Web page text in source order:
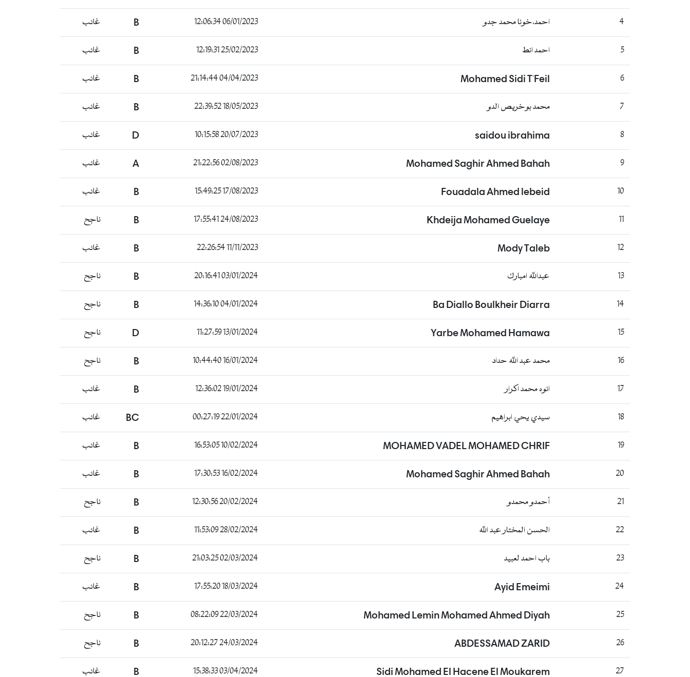
4 احمد،خونا محمد جدو 06/01/2023 12:06:34
B غائب
5 احمد انط 25/02/2023 12:19:31
B غائب
6
Mohamed Sidi T'Feil
04/04/2023 21:14:44
B غائب
7 محمد بوخريص الدو 18/05/2023 22:39:52
B غائب
8
saidou ibrahima
20/07/2023 10:15:58
D غائب
9
Mohamed Saghir Ahmed Bahah
02/08/2023 21:22:56
A غائب
10
Fouadala Ahmed lebeid
17/08/2023 15:49:25
B غائب
11
Khdeija Mohamed Guelaye
24/08/2023 17:55:41
B ناجح
12
Mody Taleb
11/11/2023 22:26:54
B غائب
13 عبدالله امبارك 03/01/2024 20:16:41
B ناجح
14
Ba Diallo Boulkheir Diarra
04/01/2024 14:36:10
B ناجح
15
Yarbe Mohamed Hamawa
13/01/2024 11:27:59
D ناجح
16 محمد عبد الله حداد 16/01/2024 10:44:40
B ناجح
17 انوه محمد اكرار 19/01/2024 12:36:02
B غائب
18 سيدي يحي ابراهيم 22/01/2024 00:27:19
BC غائب
19
MOHAMED VADEL MOHAMED CHRIF
10/02/2024 16:53:05
B غائب
20
Mohamed Saghir Ahmed Bahah
16/02/2024 17:30:53
B غائب
21 أحمدو محمدو 20/02/2024 12:30:56
B ناجح
22 الحسن المختار عبد الله 28/02/2024 11:53:09
B غائب
23 باب احمد لعبيد 02/03/2024 21:03:25
B ناجح
24
Ayid Emeimi
18/03/2024 17:55:20
B غائب
25
Mohamed Lemin Mohamed Ahmed Diyah
22/03/2024 08:22:09
B ناجح
26
ABDESSAMAD ZARID
24/03/2024 20:12:27
B ناجح
27
Sidi Mohamed El Hacene El Moukarem
03/04/2024 15:38:33
B غائب